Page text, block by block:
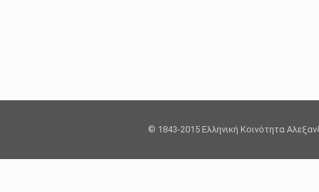
© 1843-2015 Ελληνική Κοινότητα